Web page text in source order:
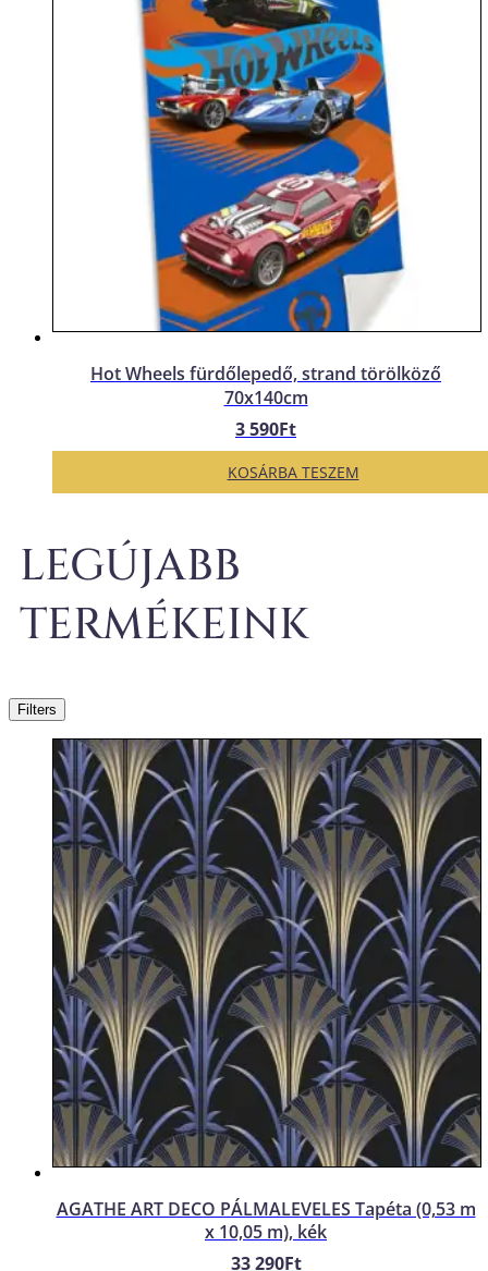
Hot Wheels fürdőlepedő, strand törölköző
70x140cm
3 590Ft
KOSÁRBA TESZEM
LEGÚJABB
TERMÉKEINK
Filters
AGATHE ART DECO PÁLMALEVELES Tapéta (0,53 m
x 10,05 m), kék
33 290Ft